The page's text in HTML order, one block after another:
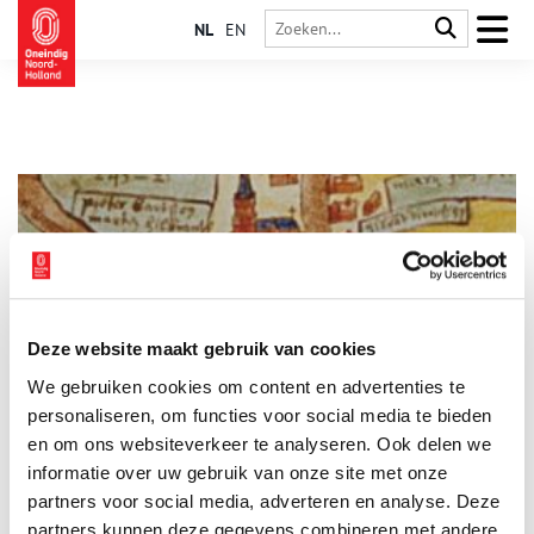
Deze website maakt gebruik van cookies
We gebruiken cookies om content en advertenties te
personaliseren, om functies voor social media te bieden
en om ons websiteverkeer te analyseren. Ook delen we
informatie over uw gebruik van onze site met onze
partners voor social media, adverteren en analyse. Deze
partners kunnen deze gegevens combineren met andere
NL EN
In het voorland bij het West-Friese dorpSchellinkhout, nabij
Hoorn, is in opdracht van het Hoogheemraadschap Hollands
Noorderkwartier door Archeologie West-Friesland een grote
boerderij uit de zestiende-zeventiende eeuw opgegraven. De
boerderij is bijzonder omdat deze buiten deWestfriese
Omringdijkstond, slechts gescheiden van de Zuiderzee door
een lage zomerdijk. De funderingen van de boerderij waren